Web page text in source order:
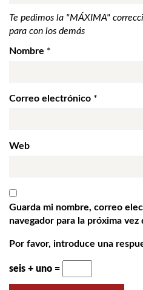
Te pedimos la "MÁXIMA"
para con los demás
Nombre *
Correo electrónico *
Web
Guarda mi nombre, correo
navegador para la próxima vez
Por favor, introduce una
seis + uno =